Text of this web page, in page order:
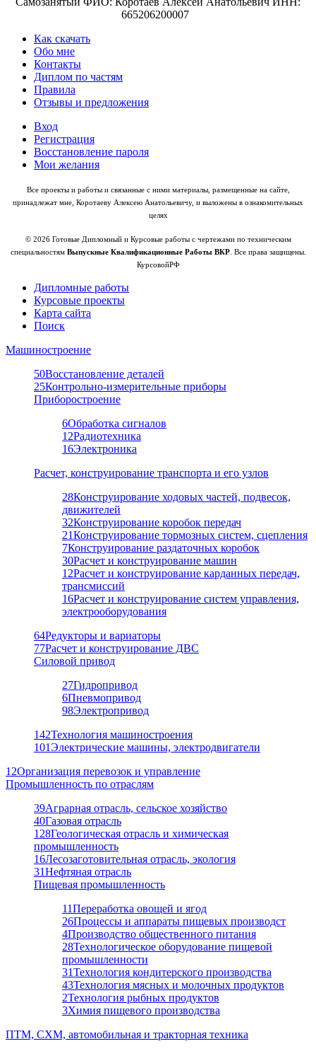
665206200007
Как скачать
Обо мне
Контакты
Диплом по частям
Правила
Отзывы и предложения
Вход
Регистрация
Восстановление пароля
Мои желания
Все проекты и работы и связанные с ними материалы, размещенные на сайте,
принадлежат мне, Коротаеву Алексею Анатольевичу, и выложены в ознакомительных
целях
© 2026 Готовые Дипломный и Курсовые работы с чертежами по техническим
специальностям Выпускные Квалификационные Работы ВКР. Все права защищены.
КурсовойРФ
Дипломные работы
Курсовые проекты
Карта сайта
Поиск
Машиностроение
50Восстановление деталей
25Контрольно-измерительные приборы
Приборостроение
6Обработка сигналов
12Радиотехника
16Электроника
Расчет, конструирование транспорта и его узлов
28Конструирование ходовых частей, подвесок,
движителей
32Конструирование коробок передач
21Конструирование тормозных систем, сцепления
7Конструирование раздаточных коробок
30Расчет и конструирование машин
12Расчет и конструирование карданных передач,
трансмиссий
16Расчет и конструирование систем управления,
электрооборудования
64Редукторы и вариаторы
77Расчет и конструирование ДВС
Силовой привод
27Гидропривод
6Пневмопривод
98Электропривод
142Технология машиностроения
101Электрические машины, электродвигатели
12Организация перевозок и управление
Промышленность по отраслям
39Аграрная отрасль, сельское хозяйство
40Газовая отрасль
128Геологическая отрасль и химическая
промышленность
16Лесозаготовительная отрасль, экология
31Нефтяная отрасль
Пищевая промышленность
11Переработка овощей и ягод
26Процессы и аппараты пищевых производст
4Производство общественного питания
28Технологическое оборудование пищевой
промышленности
31Технология кондитерского производства
43Технология мясных и молочных продуктов
2Технология рыбных продуктов
3Химия пищевого производства
ПТМ, СХМ, автомобильная и тракторная техника